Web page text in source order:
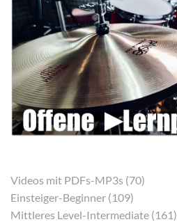
Videos mit PDFs-MP3s (70)
Einsteiger-Beginner (109)
Mittleres Level-Intermediate (161)